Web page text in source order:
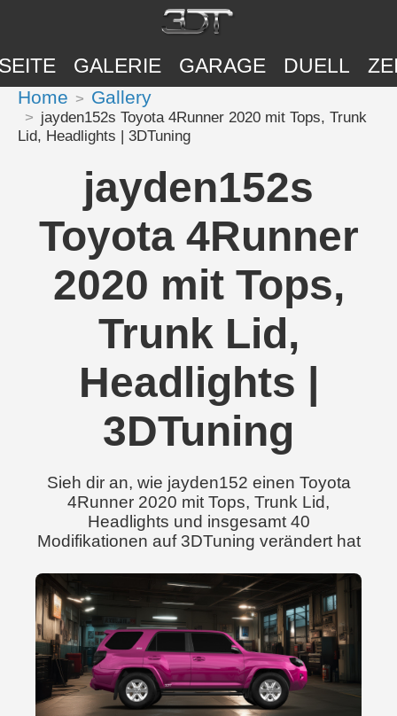
GALERIE GARAGE DUELL
Home Gallery
jayden152s Toyota 4Runner 2020 mit Tops, Trunk
Lid, Headlights | 3DTuning
jayden152s
Toyota 4Runner
2020 mit Tops,
Trunk Lid,
Headlights |
3DTuning
Sieh dir an, wie jayden152 einen Toyota
4Runner 2020 mit Tops, Trunk Lid,
Headlights und insgesamt 40
Modifikationen auf 3DTuning verändert hat